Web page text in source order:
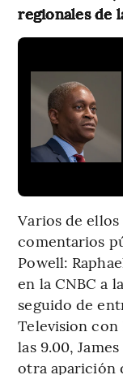
regionales de
Varios de
comentarios
Powell:
en la CNBC a
seguido de
Television con
las 9.00,
otra aparición